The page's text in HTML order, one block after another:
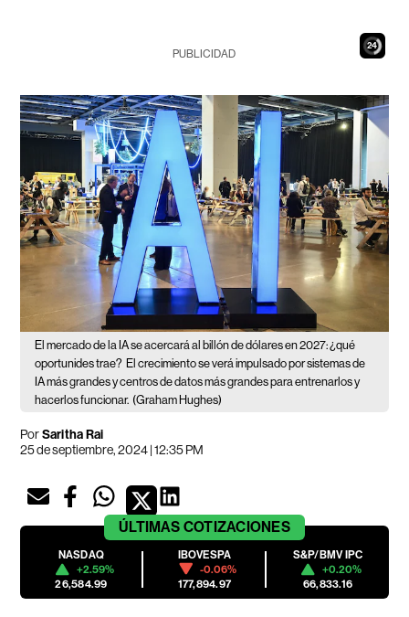
23
PUBLICIDAD
El mercado de la IA se acercará al billón de dólares en 2027: ¿qué
oportunides trae? El crecimiento se verá impulsado por sistemas de
IA más grandes y centros de datos más grandes para entrenarlos y
hacerlos funcionar. (Graham Hughes)
PorSaritha Rai
25 de septiembre, 2024 | 12:35 PM
ÚLTIMAS COTIZACIONES
NASDAQ
+2.59%
26,584.99
IBOVESPA
-0.06%
177,894.97
S&P/BMV IPC
+0.20%
66,833.16